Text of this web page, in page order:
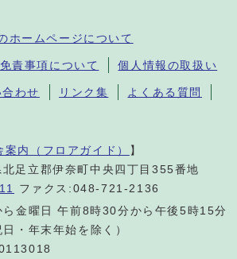
ホームページについて
責事項について 個人情報の取扱い
わせ リンク集 よくある質問
案内（フロアガイド） 】
足立郡伊奈町中央四丁目355番地
ファクス:048-721-2136
ら金曜日 午前8時30分から午後5時15分
日・年末年始を除く）